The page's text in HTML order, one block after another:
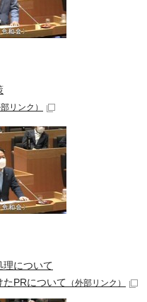
部リンク）
理について
PRについて （外部リンク）